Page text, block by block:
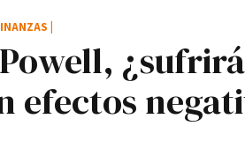
efectos